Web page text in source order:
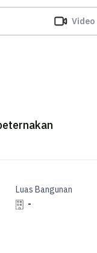
Video
Luas Bangunan
-